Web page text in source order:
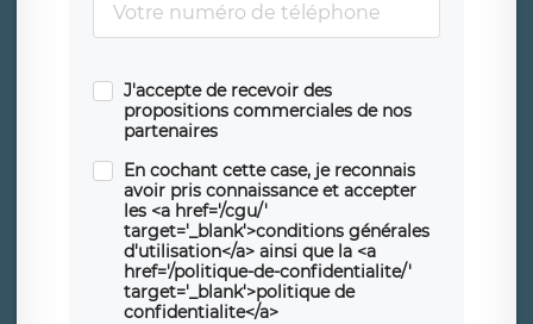
J'accepte de recevoir des
propositions commerciales de nos
partenaires
En cochant cette case, je reconnais
avoir pris connaissance et accepter
les <a href='/cgu/'
target='_blank'>conditions générales
d'utilisation</a> ainsi que la <a
href='/politique-de-confidentialite/'
target='_blank'>politique de
confidentialite</a>